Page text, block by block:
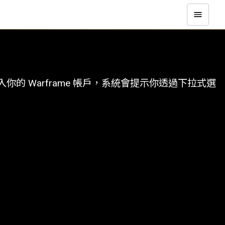
的 Warframe 帳戶，系統會提示你透過下拉式選